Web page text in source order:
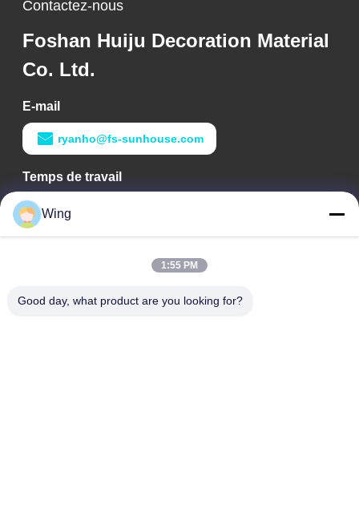
Contactez-nous
Foshan Huiju Decoration Material
Co. Ltd.
E-mail
ryanho@fs-sunhouse.com
Temps de travail
9:00-18:00
Notre adresse
Adresse de l'entreprise
secteur de Nanhai, ville de Foshan
Wing
1:55 PM
Good day, what product are you looking for?